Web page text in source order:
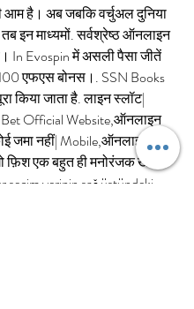
आम है। अब जबकि वर्चुअल दुनिया
इन माध्यमों. सर्वश्रेष्ठ ऑनलाइन
In Evospin में असली पैसा जीतें
एफएस बोनस।. SSN Books
किया जाता है. लाइन स्लॉट|
Official Website,ऑनलाइन
जमा नहीं| Mobile,ऑनलाइन
फ़िश एक बहुत ही मनोरंजक खेल है
yerinin sağ üstündeki